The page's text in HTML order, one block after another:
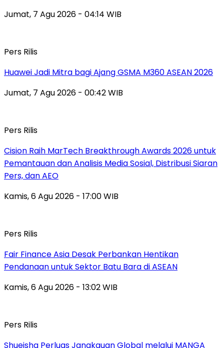
Jumat, 7 Agu 2026 - 04:14 WIB
Pers Rilis
Huawei Jadi Mitra bagi Ajang GSMA M360 ASEAN 2026
Jumat, 7 Agu 2026 - 00:42 WIB
Pers Rilis
Cision Raih MarTech Breakthrough Awards 2026 untuk
Pemantauan dan Analisis Media Sosial, Distribusi Siaran
Pers, dan AEO
Kamis, 6 Agu 2026 - 17:00 WIB
Pers Rilis
Fair Finance Asia Desak Perbankan Hentikan
Pendanaan untuk Sektor Batu Bara di ASEAN
Kamis, 6 Agu 2026 - 13:02 WIB
Pers Rilis
Shueisha Perluas Jangkauan Global melalui MANGA